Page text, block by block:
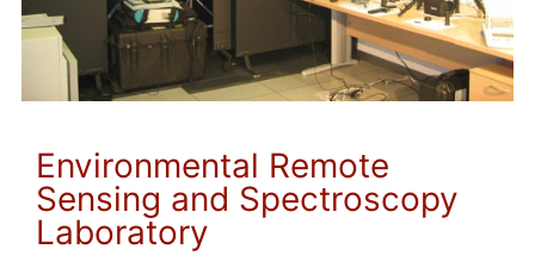
Environmental Remote
Sensing and Spectroscopy
Laboratory